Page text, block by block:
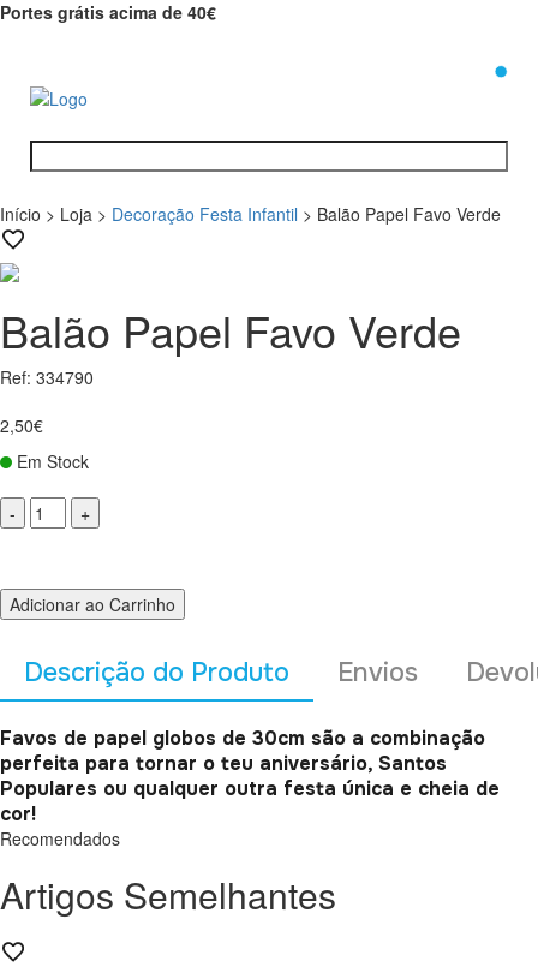
Portes grátis acima de 40€
Início > Loja > Decoração Festa Infantil > Balão Papel Favo Verde
Balão Papel Favo Verde
Ref: 334790
2,50€
Em Stock
Adicionar ao Carrinho
Descrição do Produto Envios
Favos de papel globos de 30cm são a combinação
perfeita para tornar o teu aniversário, Santos
Populares ou qualquer outra festa única e cheia de
cor!
Recomendados
Artigos Semelhantes